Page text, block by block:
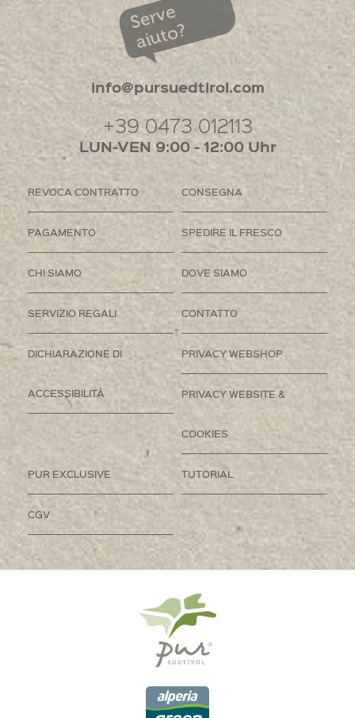
Serve
aiuto?
info@pursuedtirol.com
+39 0473 012113
LUN-VEN 9:00 - 12:00 Uhr
REVOCA CONTRATTO CONSEGNA
PAGAMENTO SPEDIRE IL FRESCO
CHI SIAMO DOVE SIAMO
SERVIZIO REGALI CONTATTO
DICHIARAZIONE DI
ACCESSIBILITÀ
PRIVACY WEBSHOP
PRIVACY WEBSITE &
COOKIES
PUR EXCLUSIVE TUTORIAL
CGV